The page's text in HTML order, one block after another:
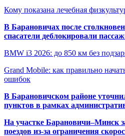
Кому показана лечебная
В Барановичах после
спасатели деблокировали
BMW i3 2026: до 850 км без
Grand Mobile: как правильно
ошибок
В Барановичском районе
пунктов в рамках
На участке Барановичи–Минск
поездов из-за ограничения